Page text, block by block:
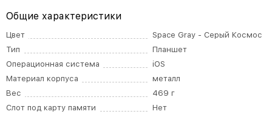
Общие характеристики
Цвет
Space Gray - Серый Космос
Тип
Планшет
Операционная система
iOS
Материал корпуса
металл
Вес
469 г
Слот под карту памяти
Нет